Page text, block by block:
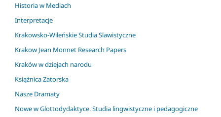
Historia w Mediach
Interpretacje
Krakowsko-Wileńskie Studia Slawistyczne
Krakow Jean Monnet Research Papers
Kraków w dziejach narodu
Książnica Zatorska
Nasze Dramaty
Nowe w Glottodydaktyce. Studia lingwistyczne i pedagogiczne